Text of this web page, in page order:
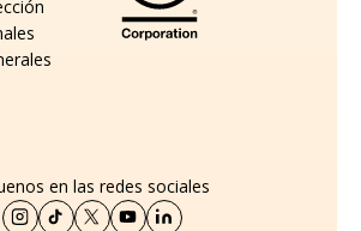
en las redes sociales